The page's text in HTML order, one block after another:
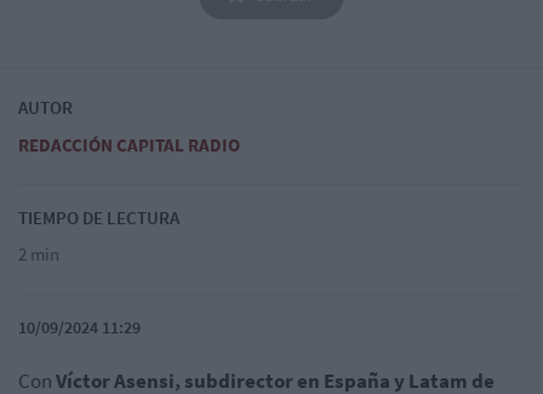
AUTOR
REDACCIÓN CAPITAL RADIO
TIEMPO DE LECTURA
2 min
10/09/2024 11:29
ConVíctor Asensi, subdirector en España y Latam de